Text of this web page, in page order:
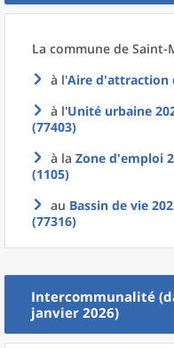
La commune de Saint-
à l'Aire d'attraction
à l'Unité urbaine
(77403)
à la Zone d'emploi
(1105)
au Bassin de vie
(77316)
Intercommunalité
janvier 2026)